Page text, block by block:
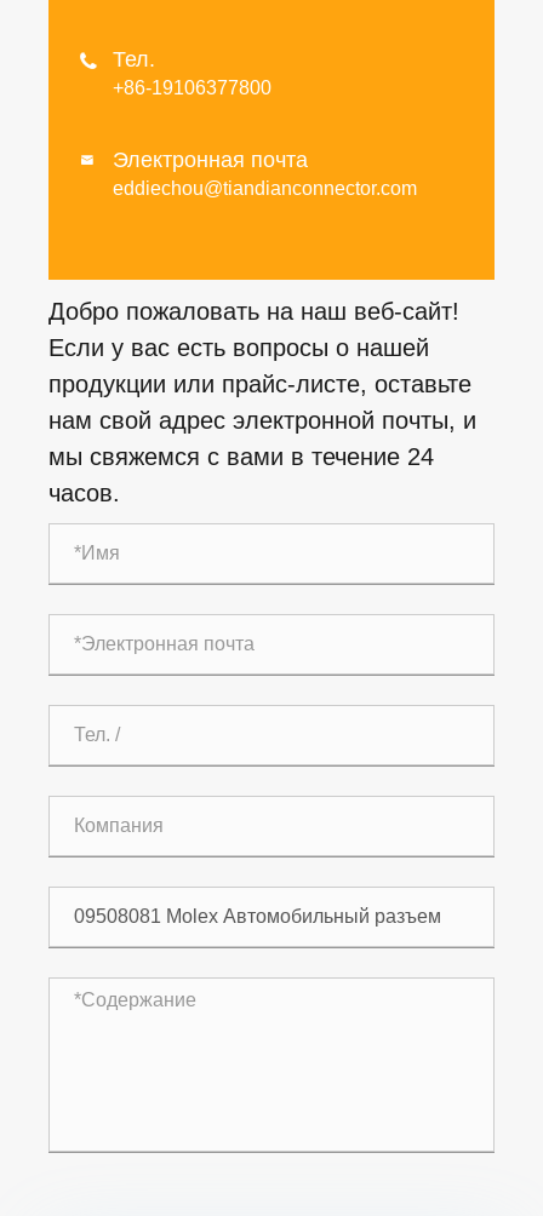
 Тел.
+86-19106377800
 Электронная почта
eddiechou@tiandianconnector.com
Добро пожаловать на наш веб-сайт!
Если у вас есть вопросы о нашей
продукции или прайс-листе, оставьте
нам свой адрес электронной почты, и
мы свяжемся с вами в течение 24
часов.